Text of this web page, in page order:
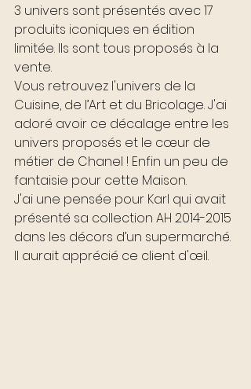
3 univers sont présentés avec 17
produits iconiques en édition
limitée. Ils sont tous proposés à la
vente.
Vous retrouvez l'univers de la
Cuisine, de l’Art et du Bricolage. J'ai
adoré avoir ce décalage entre les
univers proposés et le cœur de
métier de Chanel ! Enfin un peu de
fantaisie pour cette Maison.
J'ai une pensée pour Karl qui avait
présenté sa collection AH 2014-2015
dans les décors d’un supermarché.
Il aurait apprécié ce client d'œil.